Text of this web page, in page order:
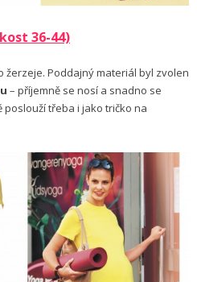
36-44)
žerzeje. Poddajný materiál byl zvolen
– příjemně se nosí a snadno se
třeba i jako tričko na